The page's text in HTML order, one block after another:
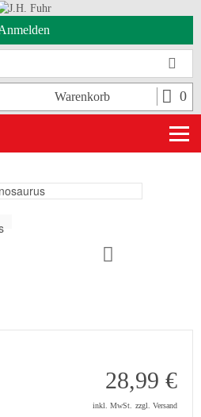
Warenkorb 0
28,99 €
inkl. MwSt. zzgl. Versand